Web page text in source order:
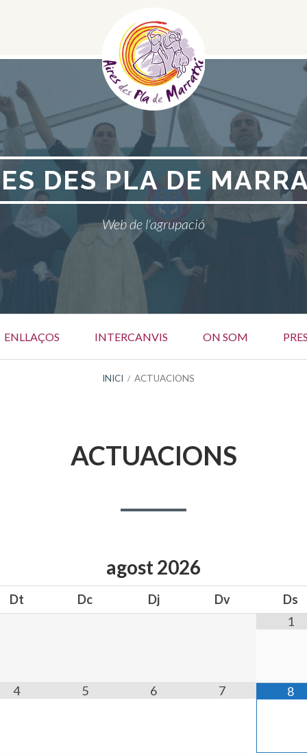
DES PLA DE
Web de l'agrupació
ENLLAÇOS INTERCANVIS ON SOM
INICI ACTUACIONS
ACTUACIONS
agost2026
Dt Dc Dj Dv Ds
1
4 5 6 7 8